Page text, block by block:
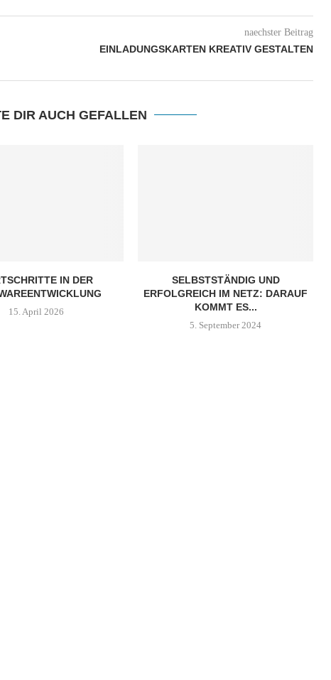
naechster Beitrag
EINLADUNGSKARTEN KREATIV GESTALTEN
DIR AUCH GEFALLEN
IN DER
15. April 2026
SELBSTSTÄNDIG UND
ERFOLGREICH IM NETZ: DARAUF
KOMMT ES...
5. September 2024